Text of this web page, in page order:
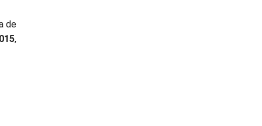
de
,